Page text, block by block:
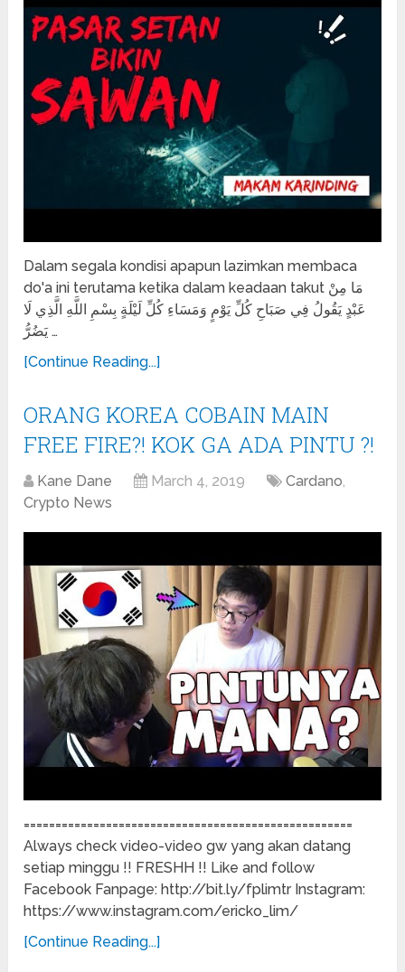
Dalam segala kondisi apapun lazimkan membaca
do'a ini terutama ketika dalam keadaan takut مَا مِنْ
عَبْدٍ يَقُولُ فِي صَبَاحِ كُلِّ يَوْمٍ وَمَسَاءِ كُلِّ لَيْلَةٍ بِسْمِ اللَّهِ الَّذِي لَا
يَضُرُّ …
[Continue Reading...]
ORANG KOREA COBAIN MAIN
FREE FIRE?! KOK GA ADA PINTU ?!
Kane Dane March 4, 2019 Cardano,
Crypto News
====================================================
Always check video-video gw yang akan datang
setiap minggu !! FRESHH !! Like and follow
Facebook Fanpage: http://bit.ly/fplimtr Instagram:
https://www.instagram.com/ericko_lim/
[Continue Reading...]